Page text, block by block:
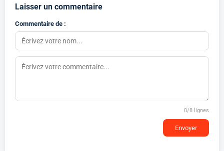
Laisser un commentaire
Commentaire de :
0/8 lignes
Envoyer